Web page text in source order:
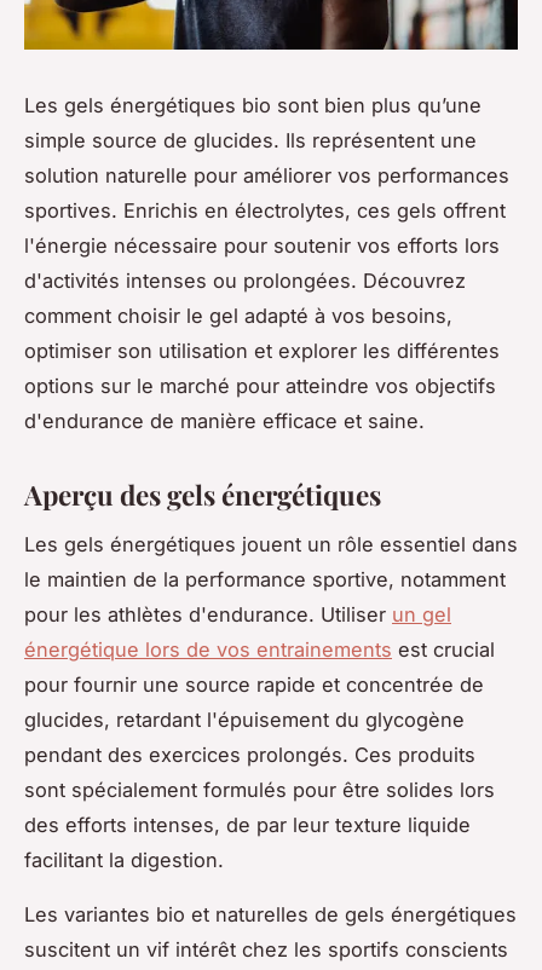
Les gels énergétiques bio sont bien plus qu’une
simple source de glucides. Ils représentent une
solution naturelle pour améliorer vos performances
sportives. Enrichis en électrolytes, ces gels offrent
l'énergie nécessaire pour soutenir vos efforts lors
d'activités intenses ou prolongées. Découvrez
comment choisir le gel adapté à vos besoins,
optimiser son utilisation et explorer les différentes
options sur le marché pour atteindre vos objectifs
d'endurance de manière efficace et saine.
Aperçu des gels énergétiques
Les gels énergétiques jouent un rôle essentiel dans
le maintien de la performance sportive, notamment
pour les athlètes d'endurance. Utiliser un gel
énergétique lors de vos entrainements est crucial
pour fournir une source rapide et concentrée de
glucides, retardant l'épuisement du glycogène
pendant des exercices prolongés. Ces produits
sont spécialement formulés pour être solides lors
des efforts intenses, de par leur texture liquide
facilitant la digestion.
Les variantes bio et naturelles de gels énergétiques
suscitent un vif intérêt chez les sportifs conscients